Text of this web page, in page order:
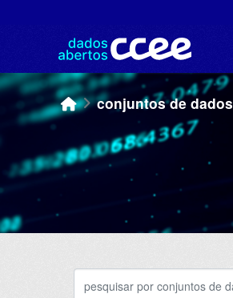
conjuntos de dados